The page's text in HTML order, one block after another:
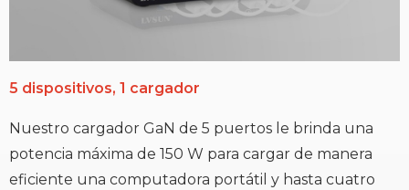
5 dispositivos, 1 cargador
Nuestro cargador GaN de 5 puertos le brinda una
potencia máxima de 150 W para cargar de manera
eficiente una computadora portátil y hasta cuatro